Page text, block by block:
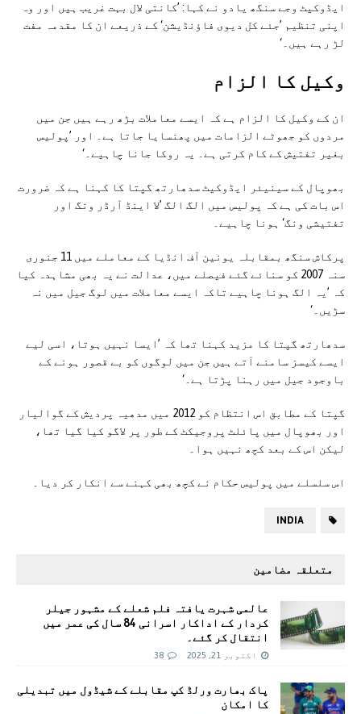
ایڈوکیٹ وجے سنگھ یادو نے کہا: ’کانتی لال بہت غریب ہیں اور وہ
اپنی تنظیم ’جئے کل دیوی فاؤنڈیشن‘ کے ذریعے ان کا مقدمہ مفت
لڑ رہے ہیں۔‘
وکیل کا الزام
ان کے وکیل کا الزام ہے کہ ایسے معاملات بڑھ رہے ہیں جن میں
مردوں کو جھوٹے الزامات میں پھنسایا جاتا ہے۔ اور ’پولیس
بغیر تفتیش کے کام کرتی ہے۔ یہ روکا جانا چاہیے۔‘
بھوپال کے سینیئر ایڈوکیٹ سدھارتھ گپتا کا کہنا ہے کہ ضرورت
اس بات کی ہے کہ پولیس میں الگ الگ ’لا اینڈ آرڈر ونگ اور
تفتیشی ونگ‘ ہونا چاہیے۔
پرکاش سنگھ بمقابلہ یونین آف انڈیا کے معاملے میں 11 جنوری
سنہ 2007 کو سنائے گئے فیصلے میں، عدالت نے یہ بھی مشاہدہ کیا
کہ ’یہ الگ ہونا چاہیے تاکہ ایسے معاملات میں لوگ جیل میں نہ
سڑیں۔‘
سدھارتھ گپتا کا مزید کہنا تھا کہ ’ایسا نہیں ہوتا، اسی لیے
ایسے کیسز سامنے آتے ہیں جن میں لوگوں کو بے قصور ہونے کے
باوجود جیل میں رہنا پڑتا ہے۔‘
گپتا کے مطابق اس انتظام کو 2012 میں مدھیہ پردیش کے گوالیار
اور بھوپال میں پائلٹ پروجیکٹ کے طور پر لاگو کیا گیا تھا،
لیکن اس کے بعد کچھ نہیں ہوا۔
اس سلسلے میں پولیس حکام نے کچھ بھی کہنے سے انکار کر دیا۔
INDIA
متعلقہ مضامین
عالمی شہرت يافتہ فلم شعلے کے مشہور جیلر
کردار کے اداکار اسرانی 84 سال کی عمر میں
انتقال کر گئے۔
اکتوبر 21, 2025 38
پاک بھارت ورلڈ کپ مقابلے کے شیڈول میں تبدیلی
کا امکان